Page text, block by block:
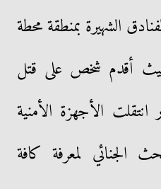
الشهيرة بمنطقة محطة
أقدم شخص على قتل
انتقلت الأجهزة الأمنية
الجنائي لمعرفة كافة